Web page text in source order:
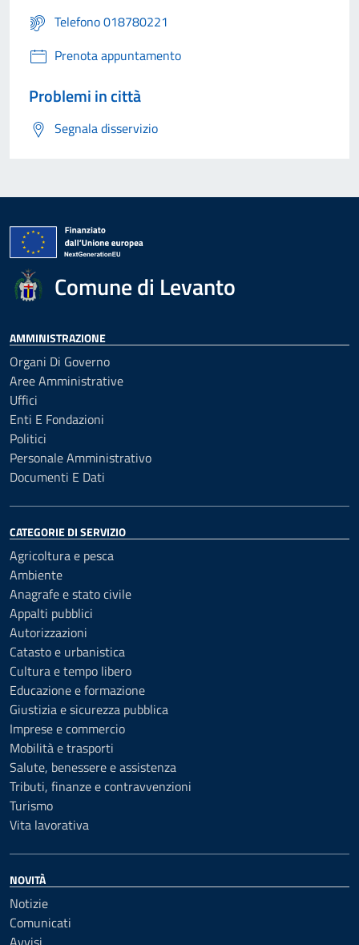
Telefono 018780221
Prenota appuntamento
Problemi in città
Segnala disservizio
Comune di Levanto
AMMINISTRAZIONE
Organi Di Governo
Aree Amministrative
Uffici
Enti E Fondazioni
Politici
Personale Amministrativo
Documenti E Dati
CATEGORIE DI SERVIZIO
Agricoltura e pesca
Ambiente
Anagrafe e stato civile
Appalti pubblici
Autorizzazioni
Catasto e urbanistica
Cultura e tempo libero
Educazione e formazione
Giustizia e sicurezza pubblica
Imprese e commercio
Mobilità e trasporti
Salute, benessere e assistenza
Tributi, finanze e contravvenzioni
Turismo
Vita lavorativa
NOVITÀ
Notizie
Comunicati